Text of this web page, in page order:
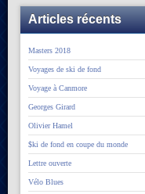
Articles récents
Masters 2018
Voyages de ski de fond
Voyage à Canmore
Georges Girard
Olivier Hamel
$ki de fond en coupe du monde
Lettre ouverte
Vélo Blues